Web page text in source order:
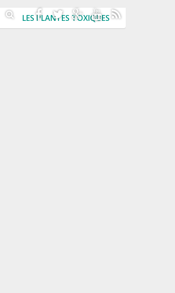
LES PLANTES TOXIQUES